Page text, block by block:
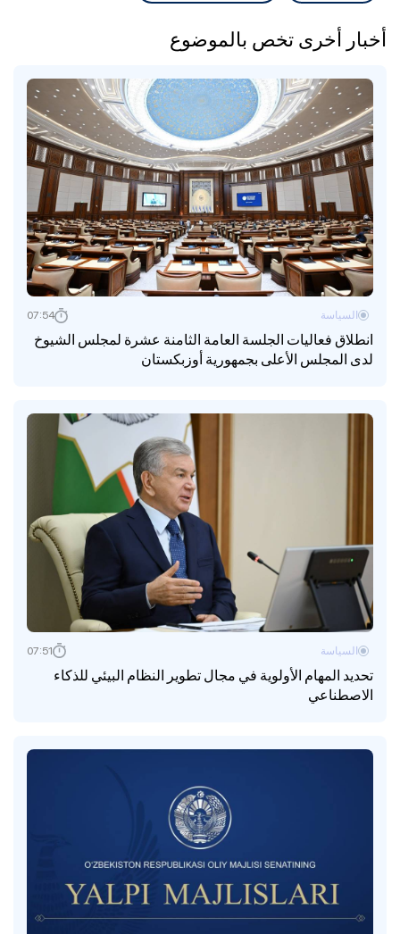
أخبار أخرى تخص بالموضوع
انطلاق فعاليات الجلسة العامة الثامنة عشرة لمجلس الشيوخ
لدى المجلس الأعلى بجمهورية أوزبكستان
السياسة 07:54
تحديد المهام الأولوية في مجال تطوير النظام البيئي للذكاء
الاصطناعي
السياسة 07:51